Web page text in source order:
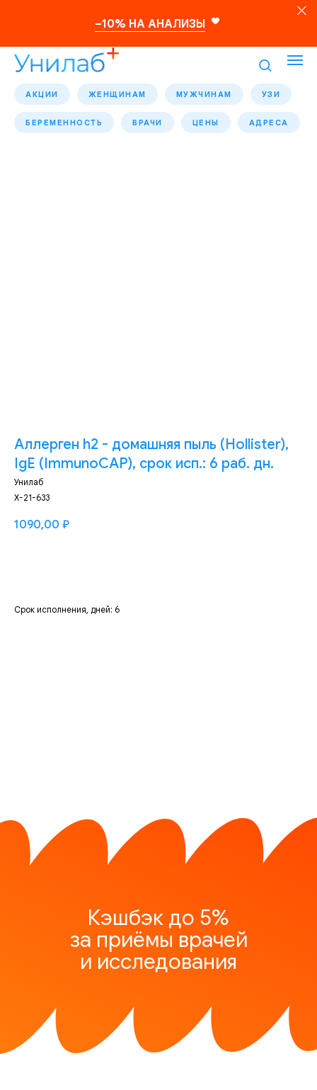
–10% НА АНАЛИЗЫ
АКЦИИ ЖЕНЩИНАМ МУЖЧИНАМ УЗИ
БЕРЕМЕННОСТЬ ВРАЧИ ЦЕНЫ АДРЕСА
Аллерген h2 - домашняя пыль (Hollister),
IgE (ImmunoCAP), срок исп.: 6 раб. дн.
Унилаб
Х-21-633
1090,00 ₽
Срок исполнения, дней: 6
Кэшбэк до 5%
за приёмы врачей
и исследования